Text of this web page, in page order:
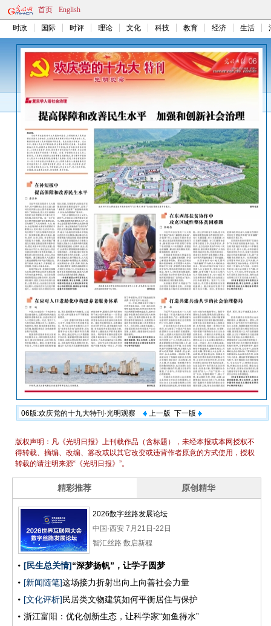
首页 English
时政 国际 时评 理论 文化 科技 教育 经济 生活
06版:欢庆党的十九大特刊·光明观察 上一版 下一版